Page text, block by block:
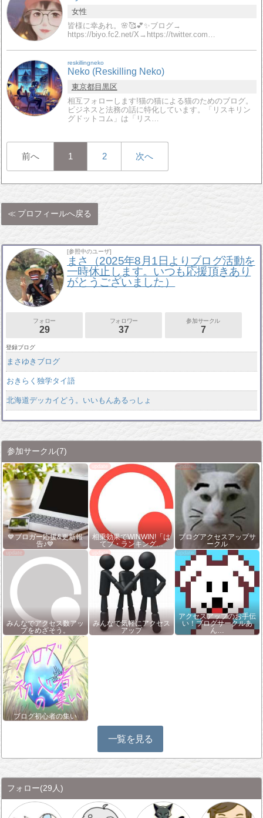
女性
皆様に幸あれ。🌸🥰💕✨ブログ→
https://biyo.fc2.net/X→https://twitter.com…
reskillingneko
Neko (Reskilling Neko)
東京都目黒区
相互フォローします!猫の猫による猫のためのブログ。
ビジネスと法務の話に特化しています。「リスキリン
グドットコム」は「リス…
前へ 1 2 次へ
プロフィールへ戻る
[参照中のユーザ]
まさ（2025年8月1日よりブログ活動を
一時休止します。いつも応援頂きあり
がとうございました）
フォロー
29
フォロワー
37
参加サークル
7
登録ブログ
まさゆきブログ
おきらく独学タイ語
北海道デッカイどう。いいもんあるっしょ
参加サークル(7)
💙ブロガー応援&更新報
告♪💙
相乗効果でWINWIN!「は
てブ・ランキング…
ブログアクセスアップサ
ークル
みんなでアクセス数アッ
プをめざそう。
みんなで気軽にアクセス
アップ
アクセスアップのお手伝
い！ブログサークルあ
ん…
ブログ初心者の集い
一覧を見る
フォロー(29人)